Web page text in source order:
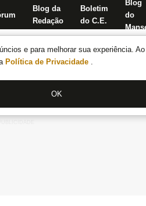
e para melhorar sua experiência.
Política de Privacidade .
OK
Blog da
Redação
Boletim
do C.E.
Blog
do